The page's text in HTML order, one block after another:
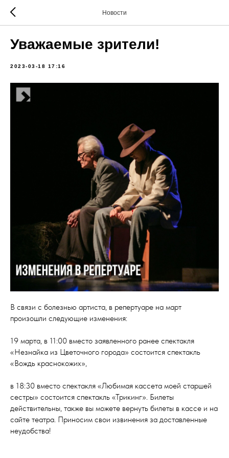
Новости
Уважаемые зрители!
2023-03-18 17:16
В связи с болезнью артиста, в репертуаре на март
произошли следующие изменения:
19 марта, в 11:00 вместо заявленного ранее спектакля
«Незнайка из Цветочного города» состоится спектакль
«Вождь краснокожих»,
в 18:30 вместо спектакля «Любимая кассета моей старшей
сестры» состоится спектакль «Трикинг». Билеты
действительны, также вы можете вернуть билеты в кассе и на
сайте театра. Приносим свои извинения за доставленные
неудобства!